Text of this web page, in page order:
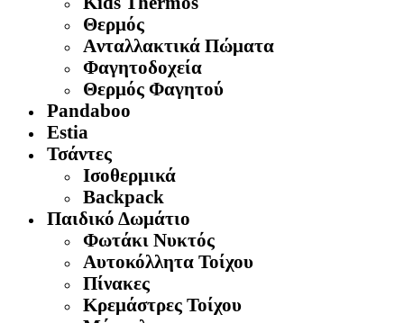
Θερμός
Aνταλλακτικά Πώματα
Φαγητοδοχεία
Θερμός Φαγητού
Pandaboo
Estia
Τσάντες
Ισοθερμικά
Backpack
Παιδικό Δωμάτιο
Φωτάκι Νυκτός
Αυτοκόλλητα Τοίχου
Πίνακες
Κρεμάστρες Τοίχου